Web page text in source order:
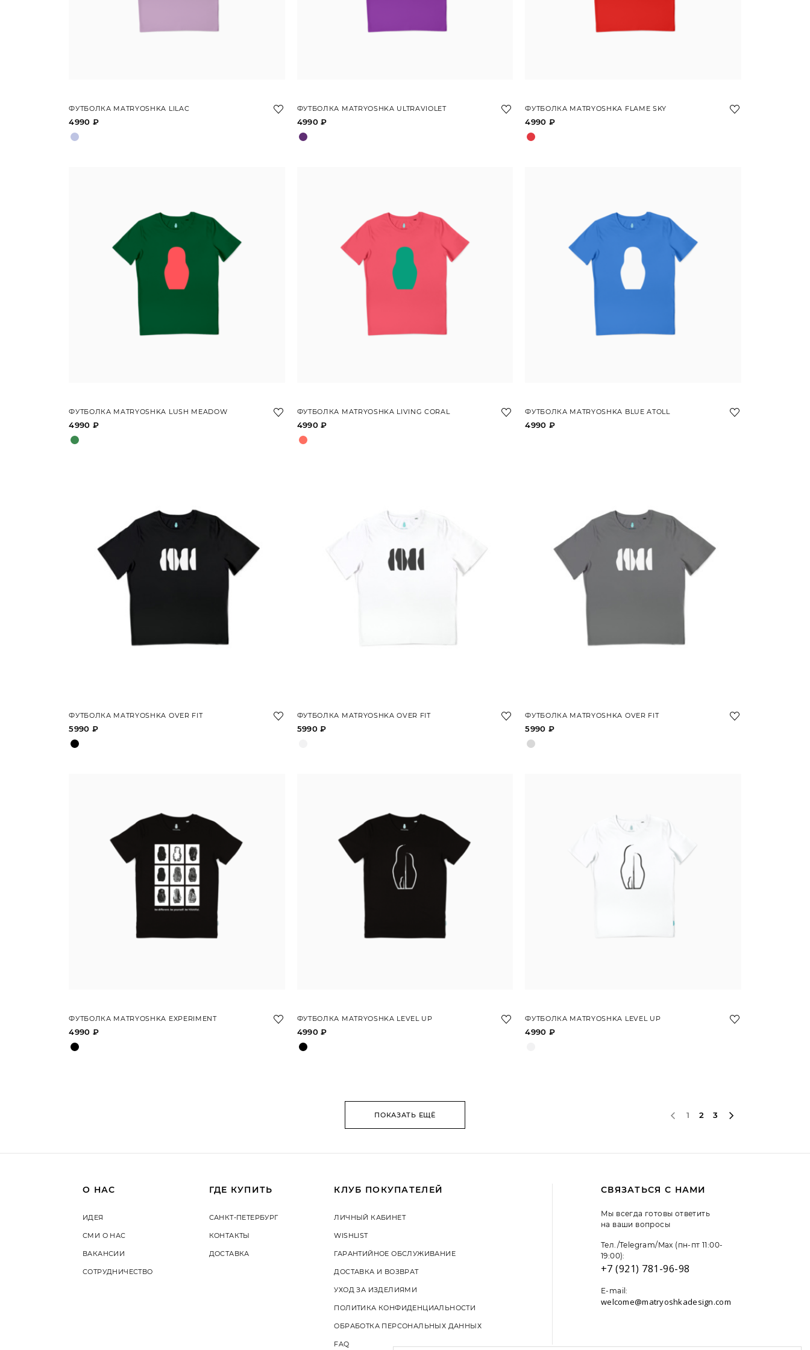
ФУТБОЛКА MATRYOSHKA LILAC
4990 ₽
ФУТБОЛКА MATRYOSHKA ULTRAVIOLET
4990 ₽
ФУТБОЛКА MATRYOSHKA FLAME SKY
4990 ₽
ФУТБОЛКА MATRYOSHKA LUSH MEADOW
4990 ₽
ФУТБОЛКА MATRYOSHKA LIVING CORAL
4990 ₽
ФУТБОЛКА MATRYOSHKA BLUE ATOLL
4990 ₽
ФУТБОЛКА MATRYOSHKA OVER FIT
5990 ₽
ФУТБОЛКА MATRYOSHKA OVER FIT
5990 ₽
ФУТБОЛКА MATRYOSHKA OVER FIT
5990 ₽
ФУТБОЛКА MATRYOSHKA EXPERIMENT
4990 ₽
ФУТБОЛКА MATRYOSHKA LEVEL UP
4990 ₽
ФУТБОЛКА MATRYOSHKA LEVEL UP
4990 ₽
ПОКАЗАТЬ ЕЩЁ 1 2 3
О НАС
ИДЕЯ
СМИ О НАС
ВАКАНСИИ
СОТРУДНИЧЕСТВО
ГДЕ КУПИТЬ
САНКТ-ПЕТЕРБУРГ
КОНТАКТЫ
ДОСТАВКА
КЛУБ ПОКУПАТЕЛЕЙ
ЛИЧНЫЙ КАБИНЕТ
WISHLIST
ГАРАНТИЙНОЕ ОБСЛУЖИВАНИЕ
ДОСТАВКА И ВОЗВРАТ
УХОД ЗА ИЗДЕЛИЯМИ
ПОЛИТИКА КОНФИДЕНЦИАЛЬНОСТИ
ОБРАБОТКА ПЕРСОНАЛЬНЫХ ДАННЫХ
FAQ
СВЯЗАТЬСЯ С НАМИ
Мы всегда готовы ответить
на ваши вопросы
Тел./Telegram/Max (пн-пт 11:00-
19:00):
+7 (921) 781-96-98
E-mail:
welcome@matryoshkadesign.com